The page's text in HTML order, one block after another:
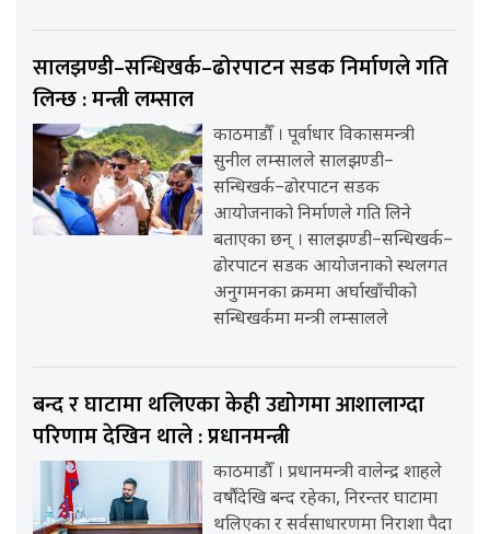
सालझण्डी–सन्धिखर्क–ढोरपाटन सडक निर्माणले गति
लिन्छ : मन्त्री लम्साल
काठमाडौँ । पूर्वाधार विकासमन्त्री
सुनील लम्सालले सालझण्डी–
सन्धिखर्क–ढोरपाटन सडक
आयोजनाको निर्माणले गति लिने
बताएका छन् । सालझण्डी–सन्धिखर्क–
ढोरपाटन सडक आयोजनाको स्थलगत
अनुगमनका क्रममा अर्घाखाँचीको
सन्धिखर्कमा मन्त्री लम्सालले
बन्द र घाटामा थलिएका केही उद्योगमा आशालाग्दा
परिणाम देखिन थाले : प्रधानमन्त्री
काठमाडौँ । प्रधानमन्त्री वालेन्द्र शाहले
वर्षौंदेखि बन्द रहेका, निरन्तर घाटामा
थलिएका र सर्वसाधारणमा निराशा पैदा